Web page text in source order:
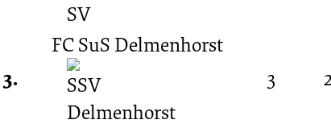
3.
FC SuS Delmenhorst
3